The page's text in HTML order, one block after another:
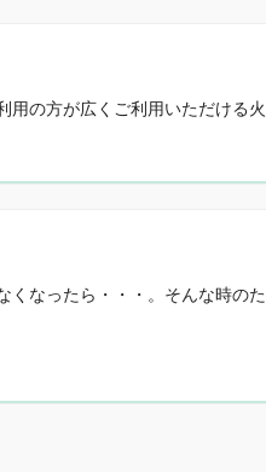
用の方が広くご利用いただける火
くなったら・・・。そんな時のた